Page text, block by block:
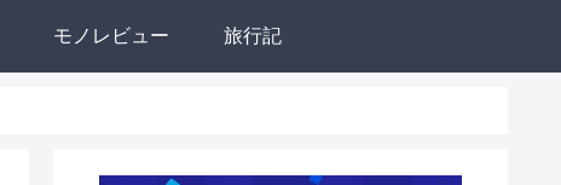
モノレビュー 旅行記